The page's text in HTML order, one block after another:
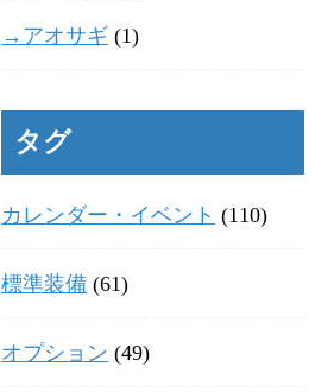
→アオサギ (1)
タグ
カレンダー・イベント (110)
標準装備 (61)
オプション (49)